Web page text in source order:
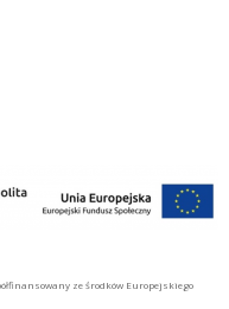
ze środków Europejskiego